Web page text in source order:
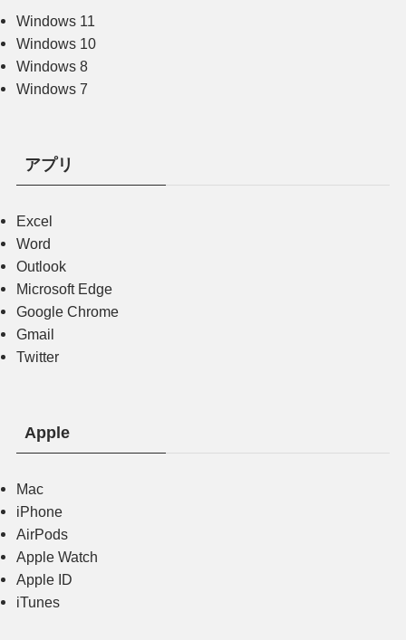
Windows 11
Windows 10
Windows 8
Windows 7
アプリ
Excel
Word
Outlook
Microsoft Edge
Google Chrome
Gmail
Twitter
Apple
Mac
iPhone
AirPods
Apple Watch
Apple ID
iTunes